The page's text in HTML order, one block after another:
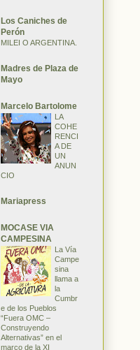
Los Caniches de
Perón
MILEI O ARGENTINA.
Madres de Plaza de
Mayo
Marcelo Bartolome
LA
COHE
RENCI
A DE
UN
ANUN
CIO
Mariapress
MOCASE VIA
CAMPESINA
La Vía
Campe
sina
llama a
la
Cumbr
e de los Pueblos
“Fuera OMC –
Construyendo
Alternativas” en el
marco de la XI